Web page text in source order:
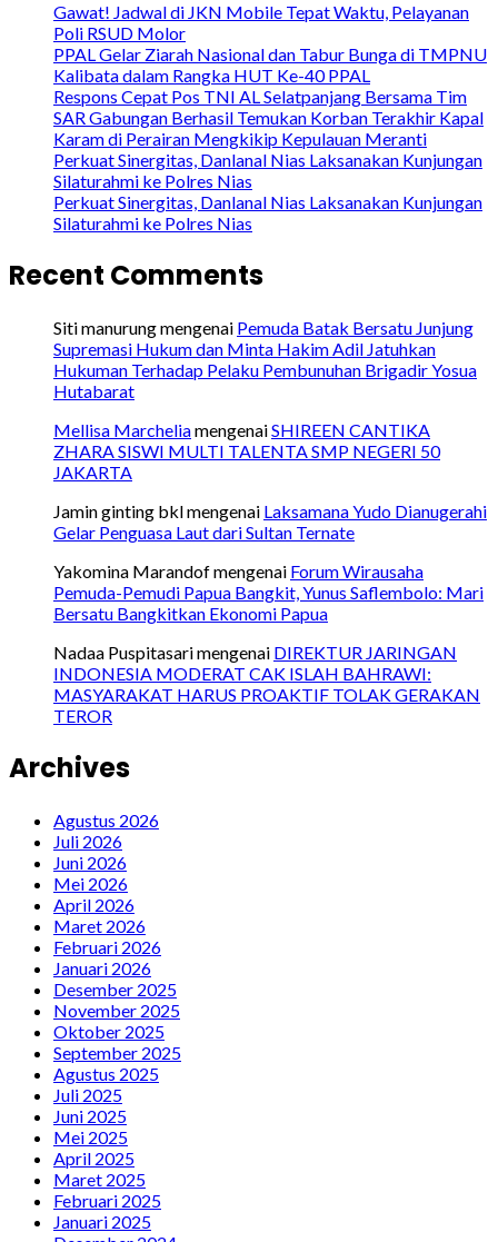
Gawat! Jadwal di JKN Mobile Tepat Waktu, Pelayanan
Poli RSUD Molor
PPAL Gelar Ziarah Nasional dan Tabur Bunga di TMPNU
Kalibata dalam Rangka HUT Ke-40 PPAL
Respons Cepat Pos TNI AL Selatpanjang Bersama Tim
SAR Gabungan Berhasil Temukan Korban Terakhir Kapal
Karam di Perairan Mengkikip Kepulauan Meranti
Perkuat Sinergitas, Danlanal Nias Laksanakan Kunjungan
Silaturahmi ke Polres Nias
Perkuat Sinergitas, Danlanal Nias Laksanakan Kunjungan
Silaturahmi ke Polres Nias
Recent Comments
Siti manurungmengenai Pemuda Batak Bersatu Junjung
Supremasi Hukum dan Minta Hakim Adil Jatuhkan
Hukuman Terhadap Pelaku Pembunuhan Brigadir Yosua
Hutabarat
Mellisa MarcheliamengenaiSHIREEN CANTIKA
ZHARA SISWI MULTI TALENTA SMP NEGERI 50
JAKARTA
Jamin ginting bklmengenai Laksamana Yudo Dianugerahi
Gelar Penguasa Laut dari Sultan Ternate
Yakomina Marandofmengenai Forum Wirausaha
Pemuda-Pemudi Papua Bangkit, Yunus Saflembolo: Mari
Bersatu Bangkitkan Ekonomi Papua
Nadaa Puspitasarimengenai DIREKTUR JARINGAN
INDONESIA MODERAT CAK ISLAH BAHRAWI:
MASYARAKAT HARUS PROAKTIF TOLAK GERAKAN
TEROR
Archives
Agustus 2026
Juli 2026
Juni 2026
Mei 2026
April 2026
Maret 2026
Februari 2026
Januari 2026
Desember 2025
November 2025
Oktober 2025
September 2025
Agustus 2025
Juli 2025
Juni 2025
Mei 2025
April 2025
Maret 2025
Februari 2025
Januari 2025